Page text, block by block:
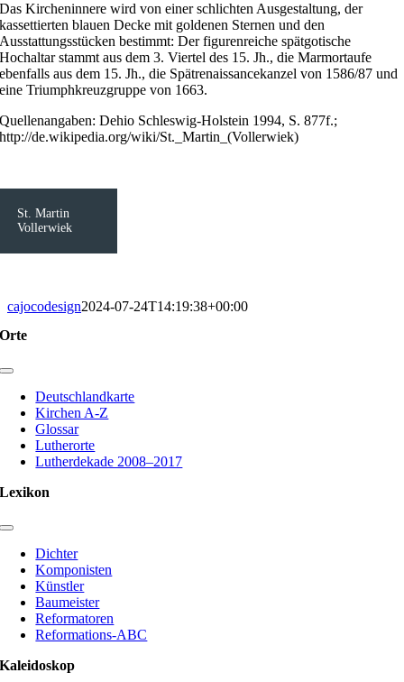
Das Kircheninnere wird von einer schlichten Ausgestaltung, der
kassettierten blauen Decke mit goldenen Sternen und den
Ausstattungsstücken bestimmt: Der figurenreiche spätgotische
Hochaltar stammt aus dem 3. Viertel des 15. Jh., die Marmortaufe
ebenfalls aus dem 15. Jh., die Spätrenaissancekanzel von 1586/87 und
eine Triumphkreuzgruppe von 1663.
Quellenangaben: Dehio Schleswig-Holstein 1994, S. 877f.;
http://de.wikipedia.org/wiki/St._Martin_(Vollerwiek)
St. Martin
Vollerwiek
cajocodesign2024-07-24T14:19:38+00:00
Orte
Toggle
NavigationDeutschlandkarte
Kirchen A-Z
Glossar
Lutherorte
Lutherdekade 2008–2017
Lexikon
Toggle
Navigation
Dichter
Komponisten
Künstler
Baumeister
Reformatoren
Reformations-ABC
Kaleidoskop